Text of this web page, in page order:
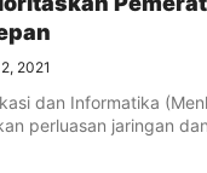
2021
dan Informatika
perluasan jaringan